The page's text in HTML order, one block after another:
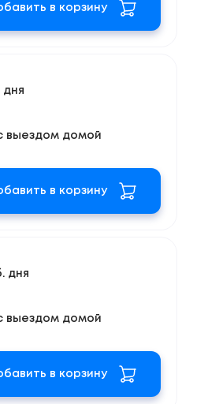
в корзину
дня
выездом домой
в корзину
дня
выездом домой
в корзину